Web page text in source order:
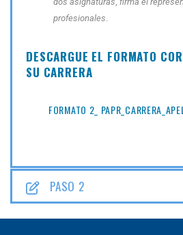
profesionales.
DESCARGUE EL FORMATO
SU CARRERA
FORMATO 2_
PASO 2